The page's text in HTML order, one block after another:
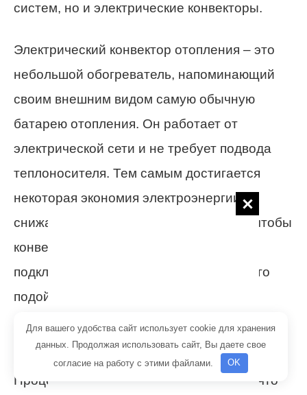
систем, но и электрические конвекторы.
Электрический конвектор отопления – это
небольшой обогреватель, напоминающий
своим внешним видом самую обычную
батарею отопления. Он работает от
электрической сети и не требует подвода
теплоносителя. Тем самым достигается
некоторая экономия электроэнергии,
снижаются тепловые потери. Для того чтобы
конвектор заработал, необходимо
подключить его к электросети – для этого
подойдет самая обычная розетка.
Процесс конвекции заключается в том, что
Для вашего удобства сайт использует cookie для хранения
данных. Продолжая использовать сайт, Вы даете свое
согласие на работу с этими файлами.
OK